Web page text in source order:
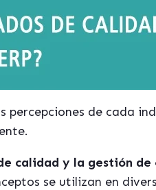
percepciones de cada
calidad y la gestión de
se utilizan en